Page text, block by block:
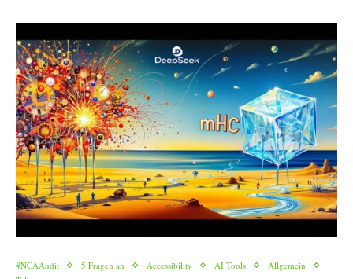
#NCAAudit 5 Fragen an Accessibility AI Tools
Allgemein